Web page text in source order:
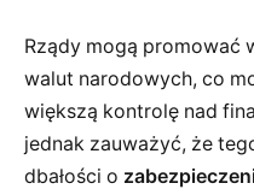
Rządy mogą promować
walut narodowych, co
większą kontrolę nad
jednak zauważyć, że
dbałości o